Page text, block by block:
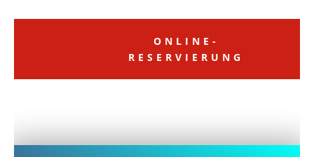
ONLINE-
RESERVIERUNG